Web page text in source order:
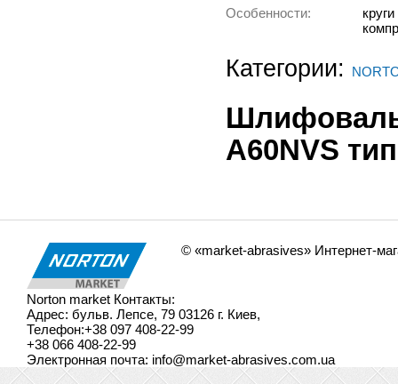
Особенности:
Категории:
А60NVS
© «market-abrasives» Интернет-
Norton market Контакты:
Адрес: бульв. Лепсе, 79 03126 г. Киев,
Телефон:+38 097 408-22-99
+38 066 408-22-99
Электронная почта: info@market-abrasives.com.ua